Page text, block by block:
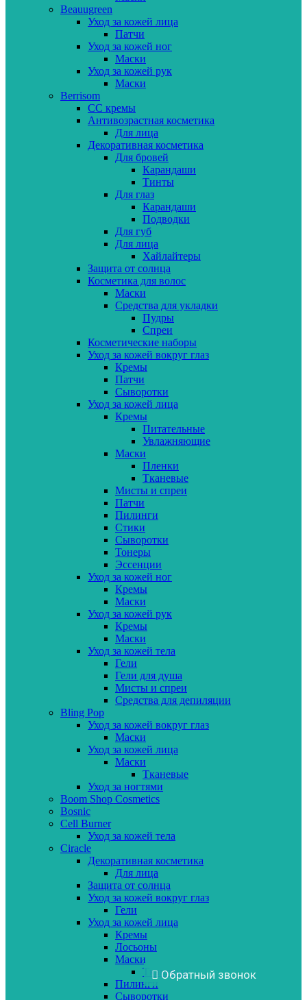
Beauugreen
Уход за кожей лица
Патчи
Уход за кожей ног
Маски
Уход за кожей рук
Маски
Berrisom
CC кремы
Антивозрастная косметика
Для лица
Декоративная косметика
Для бровей
Карандаши
Тинты
Для глаз
Карандаши
Подводки
Для губ
Для лица
Хайлайтеры
Защита от солнца
Косметика для волос
Маски
Средства для укладки
Пудры
Спреи
Косметические наборы
Уход за кожей вокруг глаз
Кремы
Патчи
Сыворотки
Уход за кожей лица
Кремы
Питательные
Увлажняющие
Маски
Пленки
Тканевые
Мисты и спреи
Патчи
Пилинги
Стики
Сыворотки
Тонеры
Эссенции
Уход за кожей ног
Кремы
Маски
Уход за кожей рук
Кремы
Маски
Уход за кожей тела
Гели
Гели для душа
Мисты и спреи
Средства для депиляции
Bling Pop
Уход за кожей вокруг глаз
Маски
Уход за кожей лица
Маски
Тканевые
Уход за ногтями
Boom Shop Cosmetics
Bosnic
Cell Burner
Уход за кожей тела
Ciracle
Декоративная косметика
Для лица
Защита от солнца
Уход за кожей вокруг глаз
Гели
Уход за кожей лица
Кремы
Лосьоны
Маски
Тканевые
Пилинги
Сыворотки
Обратный звонок